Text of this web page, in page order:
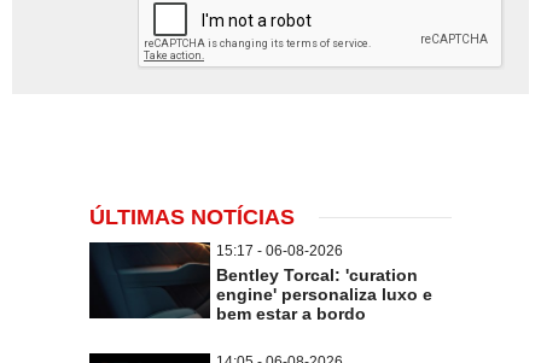
ÚLTIMAS NOTÍCIAS
15:17 - 06-08-2026
Bentley Torcal: 'curation
engine' personaliza luxo e
bem estar a bordo